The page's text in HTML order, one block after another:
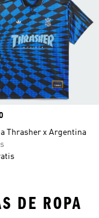
Thrasher x Argentina
DE ROPA